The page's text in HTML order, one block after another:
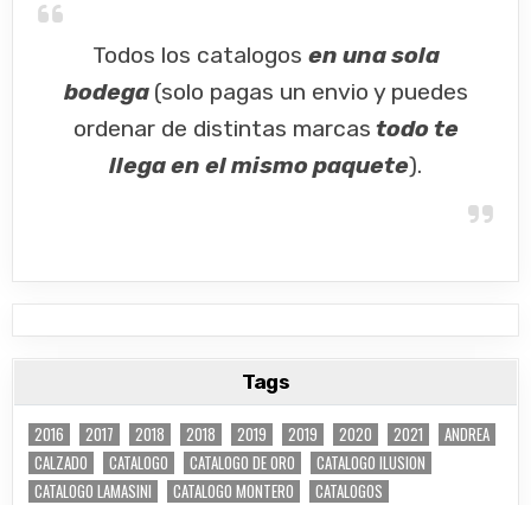
Todos los catalogos en una sola
bodega (solo pagas un envio y puedes
ordenar de distintas marcas todo te
llega en el mismo paquete).
Tags
2016 2017 2018 2018 2019 2019 2020 2021
ANDREA
CALZADO
CATALOGO CATALOGO DE ORO
CATALOGO ILUSION
CATALOGO LAMASINI
CATALOGO MONTERO
CATALOGOS